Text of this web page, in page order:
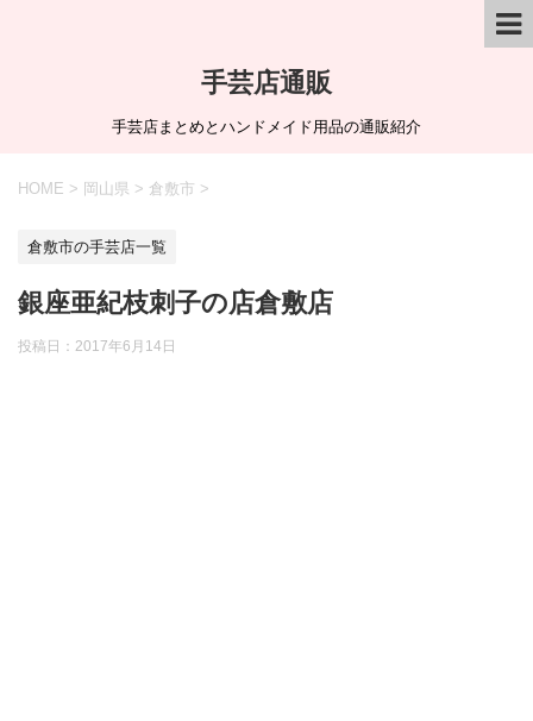
手芸店通販
手芸店まとめとハンドメイド用品の通販紹介
HOME > 岡山県 > 倉敷市 >
倉敷市の手芸店一覧
銀座亜紀枝刺子の店倉敷店
投稿日： 2017年6月14日